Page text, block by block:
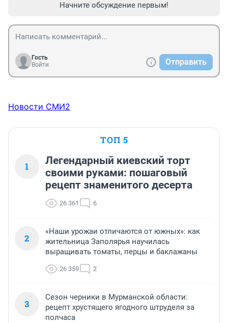
Начните обсуждение первым!
Гость
Войти
Отправить
Новости СМИ2
ТОП 5
1
Легендарный киевский торт
своими руками: пошаговый
рецепт знаменитого десерта
26 361 6
2
«Наши урожаи отличаются от южных»: как
жительница Заполярья научилась
выращивать томаты, перцы и баклажаны
26 359 2
3
Сезон черники в Мурманской области:
рецепт хрустящего ягодного штруделя за
полчаса